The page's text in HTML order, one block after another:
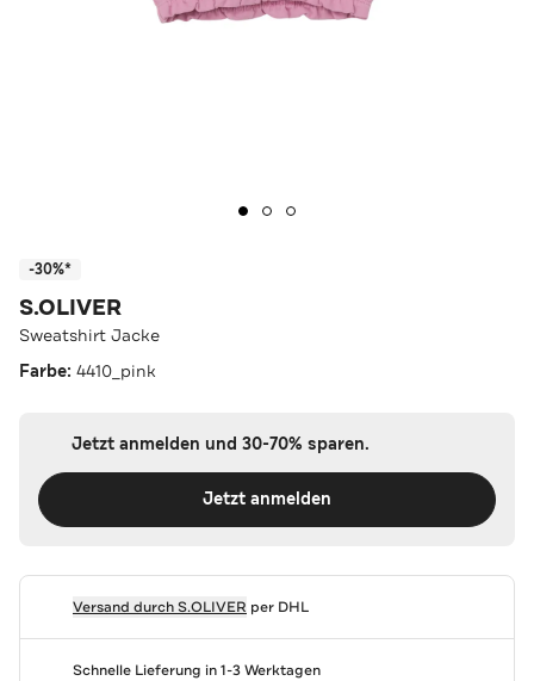
-30%*
S.OLIVER
Sweatshirt Jacke
Farbe: 4410_pink
Jetzt anmelden und 30-70% sparen.
Jetzt anmelden
Versand durchS.OLIVER per DHL
Schnelle Lieferung in 1-3 Werktagen